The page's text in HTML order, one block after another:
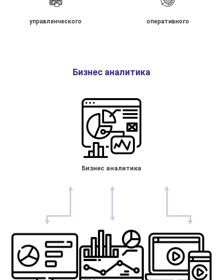
управленческого оперативного
Бизнес аналитика
Бизнес аналитика